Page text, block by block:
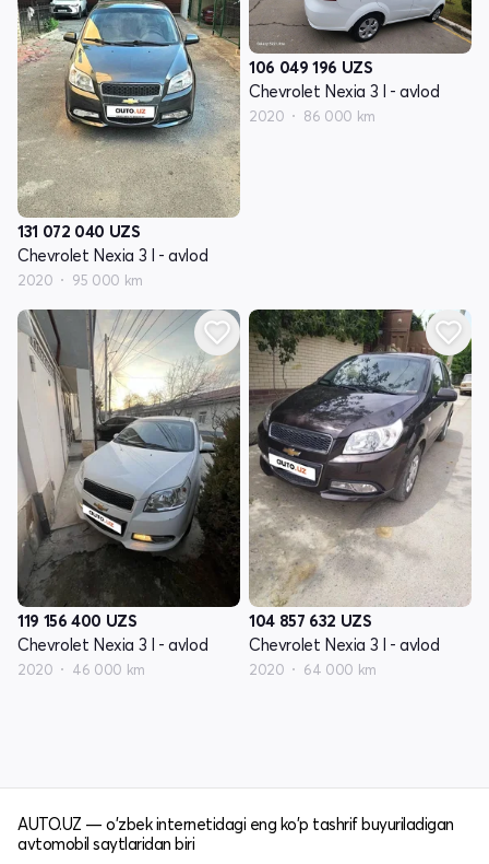
131 072 040 UZS
Chevrolet Nexia 3 I - avlod
2020 95 000 km
106 049 196 UZS
Chevrolet Nexia 3 I - avlod
2020 86 000 km
119 156 400 UZS
Chevrolet Nexia 3 I - avlod
2020 46 000 km
104 857 632 UZS
Chevrolet Nexia 3 I - avlod
2020 64 000 km
AUTO.UZ — o'zbek internetidagi eng ko'p tashrif buyuriladigan
avtomobil saytlaridan biri